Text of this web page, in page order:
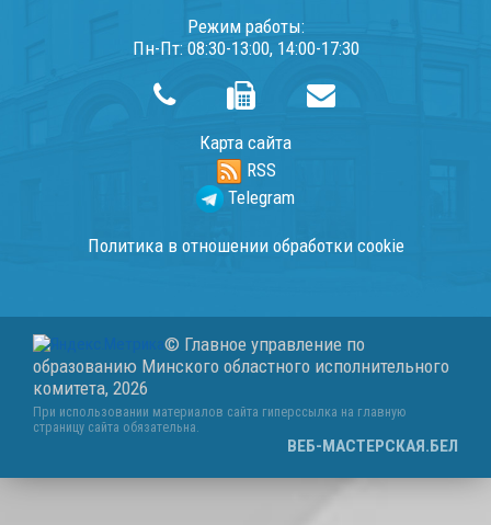
Режим работы:
Пн-Пт: 08:30-13:00, 14:00-17:30
Карта сайта
RSS
Telegram
Политика в отношении обработки cookie
© Главное управление по
образованию Минского областного исполнительного
комитета, 2026
При использовании материалов сайта гиперссылка на главную
страницу сайта обязательна.
ВЕБ-МАСТЕРСКАЯ.БЕЛ